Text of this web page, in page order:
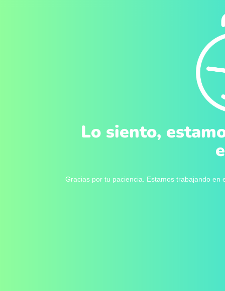
Lo siento,
Gracias por tu paciencia. Estamos trabajando en